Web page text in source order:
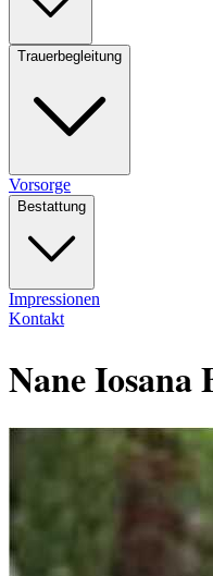
Trauerbegleitung
Vorsorge
Bestattung
Impressionen
Kontakt
Nane Iosana